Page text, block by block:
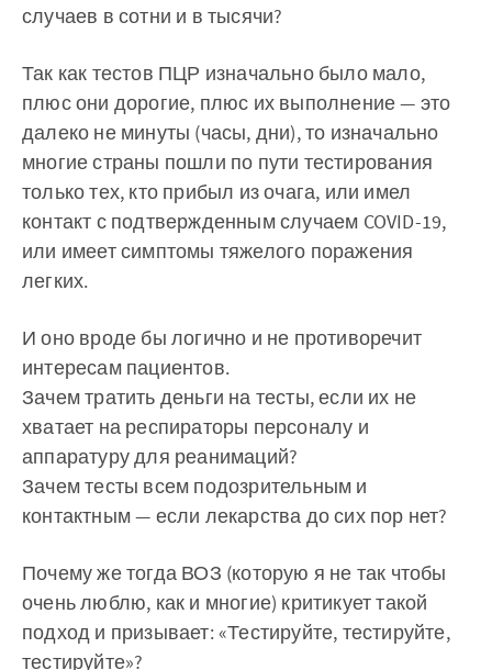
случаев в сотни и в тысячи?
Так как тестов ПЦР изначально было мало,
плюс они дорогие, плюс их выполнение — это
далеко не минуты (часы, дни), то изначально
многие страны пошли по пути тестирования
только тех, кто прибыл из очага, или имел
контакт с подтвержденным случаем COVID-19,
или имеет симптомы тяжелого поражения
легких.
И оно вроде бы логично и не противоречит
интересам пациентов.
Зачем тратить деньги на тесты, если их не
хватает на респираторы персоналу и
аппаратуру для реанимаций?
Зачем тесты всем подозрительным и
контактным — если лекарства до сих пор нет?
Почему же тогда ВОЗ (которую я не так чтобы
очень люблю, как и многие) критикует такой
подход и призывает: «Тестируйте, тестируйте,
тестируйте»?